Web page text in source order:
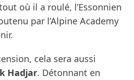
où il a roulé, l’Essonnien
par l’Alpine Academy
cela sera aussi
Hadjar. Détonnant en